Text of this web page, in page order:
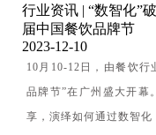
行业资讯 | “数智化”
届中国餐饮品牌节
2023-12-10
10 月10-12日，由餐饮
品牌节”在广州盛大开幕
享，演绎如何通过数智化